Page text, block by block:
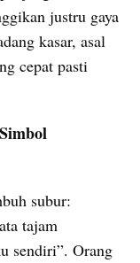
justru gaya
kasar, asal
cepat pasti
subur:
tajam
sendiri”. Orang